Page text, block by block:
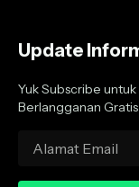
Update
Yuk Subscribe
Berlangganan